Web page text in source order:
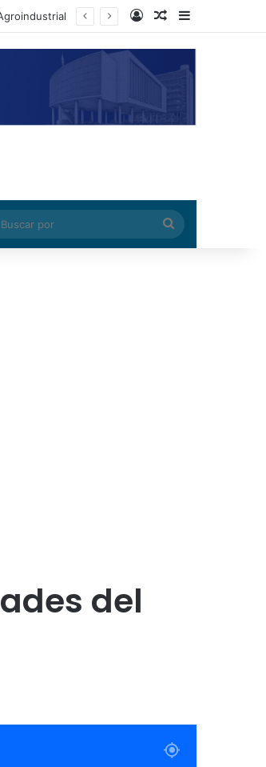
Log InRandom Article
Sidebar
Article
Buscar
por
del